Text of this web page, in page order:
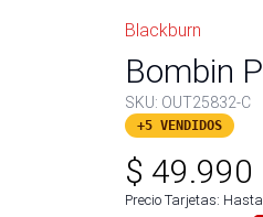
Blackburn
Bombin
SKU: OUT25832-C
+5 VENDIDOS
$ 49.990
Precio Tarjetas: Hasta